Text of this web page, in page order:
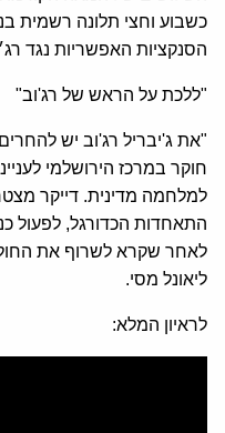
כשבוע וחצי תלונה רשמית
הסנקציות האפשריות נגד
"ללכת על הראש של רג'וב"
"את ג'יבריל רג'וב יש
חוקר במרכז הירושלמי
למלחמה מדינית. דייקר
התאחדות הכדורגל, לפעול
לאחר שקרא לשרוף את
ליאונל מסי.
לראיון המלא: